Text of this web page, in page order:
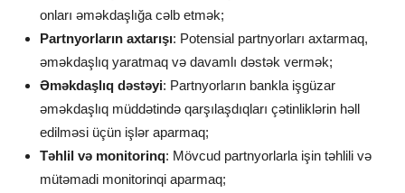
onları əməkdaşlığa cəlb etmək;
Partnyorların axtarışı: Potensial partnyorları axtarmaq,
əməkdaşlıq yaratmaq və davamlı dəstək vermək;
Əməkdaşlıq dəstəyi: Partnyorların bankla işgüzar
əməkdaşlıq müddətində qarşılaşdıqları çətinliklərin həll
edilməsi üçün işlər aparmaq;
Təhlil və monitorinq: Mövcud partnyorlarla işin təhlili və
mütəmadi monitorinqi aparmaq;